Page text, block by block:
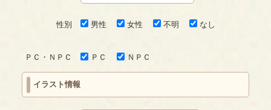
性別 男性 女性 不明 なし
ＰＣ・ＮＰＣ ＰＣ ＮＰＣ
イラスト情報